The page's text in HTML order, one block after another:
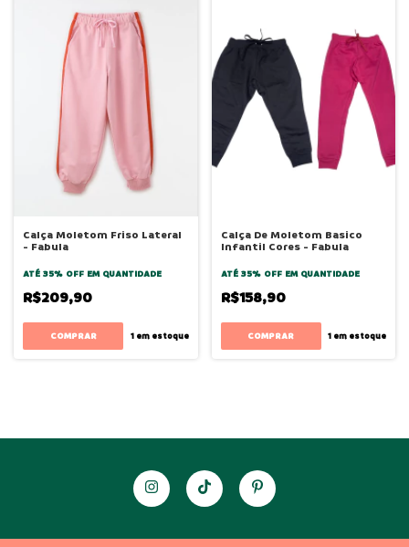
Calça Moletom Friso Lateral
- Fabula
ATÉ 35% OFF EM QUANTIDADE
R$209,90
COMPRAR 1em estoque
Calça De Moletom Basico
Infantil Cores - Fabula
ATÉ 35% OFF EM QUANTIDADE
R$158,90
COMPRAR 1 em estoque